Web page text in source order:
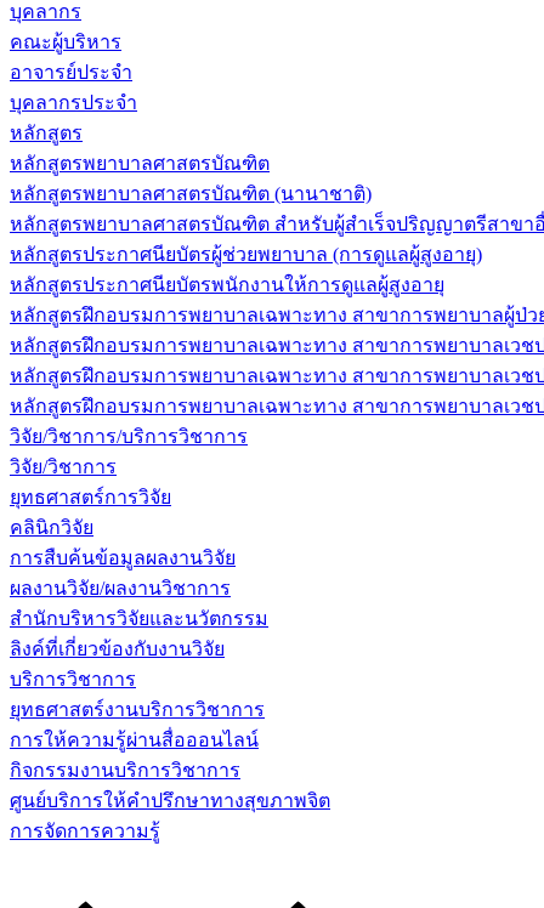
บุคลากร
คณะผู้บริหาร
อาจารย์ประจำ
บุคลากรประจำ
หลักสูตร
หลักสูตรพยาบาลศาสตรบัณฑิต
หลักสูตรพยาบาลศาสตรบัณฑิต (นานาชาติ)
หลักสูตรพยาบาลศาสตรบัณฑิต สำหรับผู้สำเร็จปริญญาตรีสาขา
หลักสูตรประกาศนียบัตรผู้ช่วยพยาบาล (การดูแลผู้สูงอายุ)
หลักสูตรประกาศนียบัตรพนักงานให้การดูแลผู้สูงอายุ
หลักสูตรฝึกอบรมการพยาบาลเฉพาะทาง สาขาการพยาบาลผู้ป่
หลักสูตรฝึกอบรมการพยาบาลเฉพาะทาง สาขาการพยาบาลเว
หลักสูตรฝึกอบรมการพยาบาลเฉพาะทาง สาขาการพยาบาลเวช
หลักสูตรฝึกอบรมการพยาบาลเฉพาะทาง สาขาการพยาบาลเวช
วิจัย/วิชาการ/บริการวิชาการ
วิจัย/วิชาการ
ยุทธศาสตร์การวิจัย
คลินิกวิจัย
การสืบค้นข้อมูลผลงานวิจัย
ผลงานวิจัย/ผลงานวิชาการ
สำนักบริหารวิจัยและนวัตกรรม
ลิงค์ที่เกี่ยวข้องกับงานวิจัย
บริการวิชาการ
ยุทธศาสตร์งานบริการวิชาการ
การให้ความรู้ผ่านสื่อออนไลน์
กิจกรรมงานบริการวิชาการ
ศูนย์บริการให้คำปรึกษาทางสุขภาพจิต
การจัดการความรู้